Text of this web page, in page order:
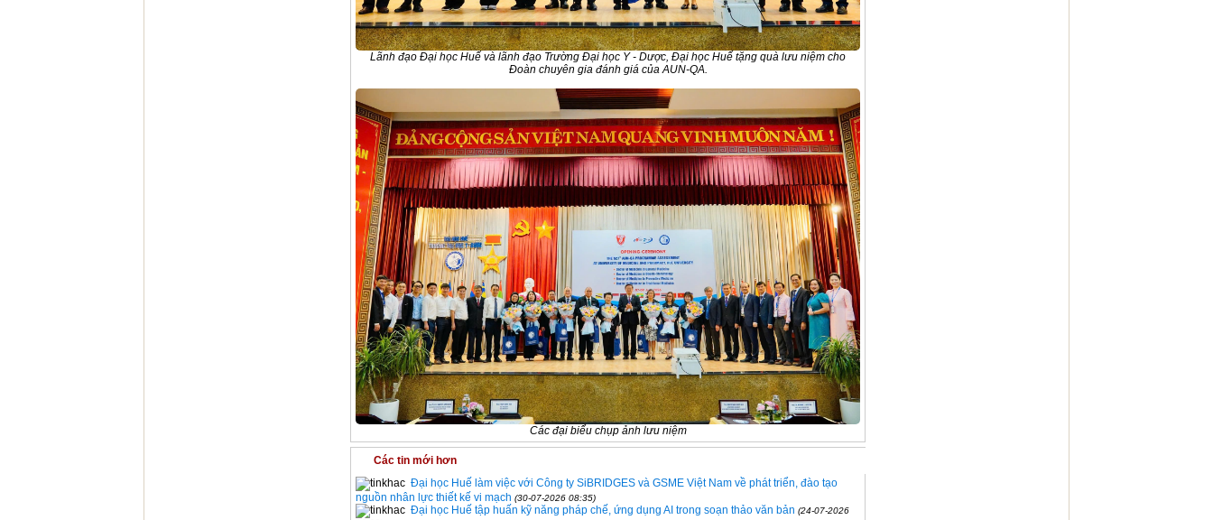
Lãnh đạo Đại học Huế và lãnh đạo Trường Đại học Y - Dược, Đại học Huế tặng quà lưu niệm cho
Đoàn chuyên gia đánh giá của AUN-QA.
Các đại biểu chụp ảnh lưu niệm
Các tin mới hơn
Đại học Huế làm việc với Công ty SiBRIDGES và GSME Việt Nam về phát triển, đào tạo
nguồn nhân lực thiết kế vi mạch (30-07-2026 08:35)
Đại học Huế tập huấn kỹ năng pháp chế, ứng dụng AI trong soạn thảo văn bản (24-07-2026